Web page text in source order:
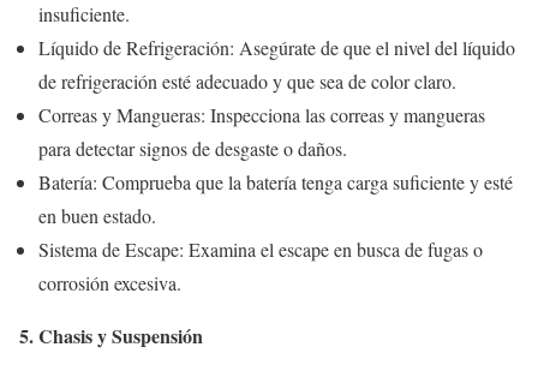
insuficiente.
Líquido de Refrigeración: Asegúrate de que el nivel del líquido
de refrigeración esté adecuado y que sea de color claro.
Correas y Mangueras: Inspecciona las correas y mangueras
para detectar signos de desgaste o daños.
Batería: Comprueba que la batería tenga carga suficiente y esté
en buen estado.
Sistema de Escape: Examina el escape en busca de fugas o
corrosión excesiva.
5. Chasis y Suspensión